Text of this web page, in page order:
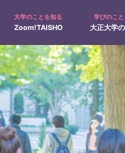
大学のことを知る
Zoom!TAISHO
在学生の1日
学びのこ
大正大学
仏教学科Navi
キャンパスカレンダー
キャンパス見学
て
について